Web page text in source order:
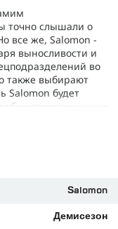
точно слышали о
все же, Salomon -
выносливости и
во
также выбирают
Salomon будет
тяжелых
изменит
станет
от травм и
Salomon
Демисезон